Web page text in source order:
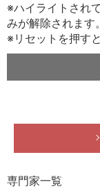
※ハイライトされ
みが解除されます。
※リセットを押す
専門家一覧